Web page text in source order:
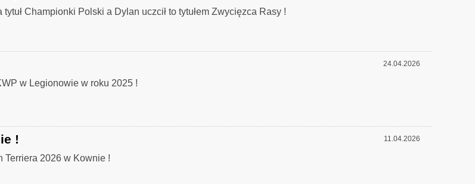
Championki Polski a Dylan uczcił to tytułem Zwycięzca Rasy !
24.04.2026
w Legionowie w roku 2025 !
11.04.2026
!
Terriera 2026 w Kownie !